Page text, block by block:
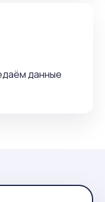
данные